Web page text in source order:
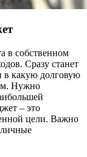
в собственном
Сразу станет
в какую долговую
Нужно
– это
цели. Важно